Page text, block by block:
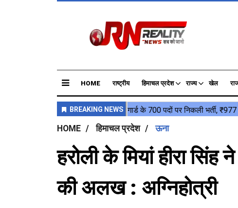
HOME राष्ट्रीय हिमाचल प्रदेश राज्य खेल
HOME हिमाचल प्रदेश ऊना
हरोली के मियां हीरा
की अलख : अग्निहोत्री